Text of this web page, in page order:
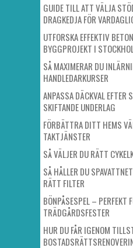
GUIDE TILL ATT VÄLJA
DRAGKEDJA FÖR
UTFORSKA EFFEKTIV
BYGGPROJEKT I
SÅ MAXIMERAR DU
HANDLEDARKURSER
ANPASSA DÄCKVAL EFTER
SKIFTANDE UNDERLAG
FÖRBÄTTRA DITT HEMS
TAKTJÄNSTER
SÅ VÄLJER DU RÄTT
SÅ HÅLLER DU
RÄTT FILTER
BÖNPÅSESPEL – PERFEKT
TRÄDGÅRDSFESTER
HUR DU FÅR IGENOM